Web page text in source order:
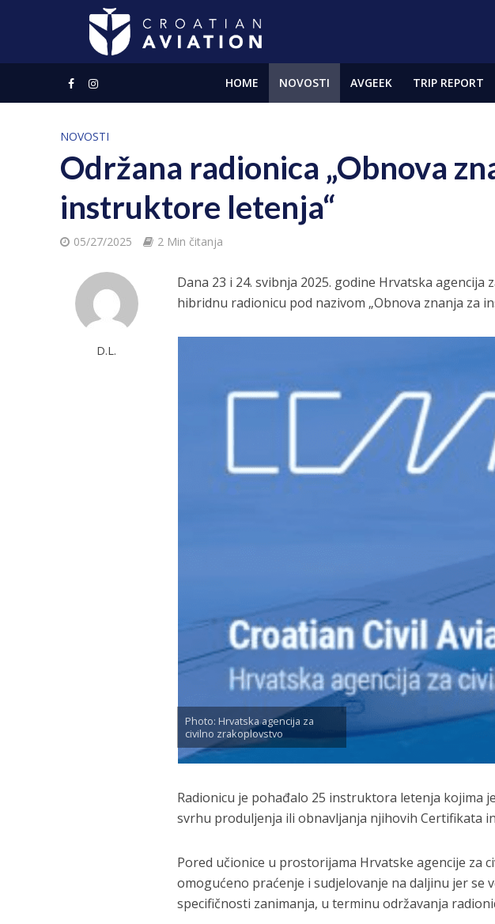
HOME NOVOSTI AVGEEK TRIP REPORT
NOVOSTI
Održana radionica „Obnova
instruktore letenja“
05/27/2025 2 Min čitanja
D.L.
Dana 23 i 24. svibnja 2025. godine Hrvatska
hibridnu radionicu pod nazivom „Obnova znanja za
Photo: Hrvatska agencija za
civilno zrakoplovstvo
Radionicu je pohađalo 25 instruktora letenja kojima
svrhu produljenja ili obnavljanja njihovih Certifikata
Pored učionice u prostorijama Hrvatske agencije za
omogućeno praćenje i sudjelovanje na daljinu jer
specifičnosti zanimanja, u terminu održavanja